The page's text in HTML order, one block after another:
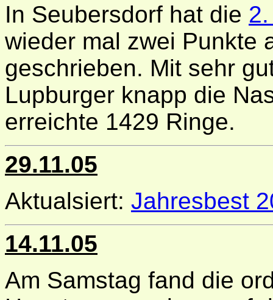
In Seubersdorf hat die
wieder mal zwei Punkte
geschrieben. Mit sehr
Lupburger knapp die
erreichte 1429 Ringe.
29.11.05
Aktualsiert: Jahresbest
14.11.05
Am Samstag fand die